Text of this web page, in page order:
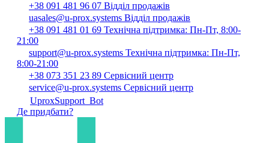
+38 091 481 96 07 Відділ продажів
uasales@u-prox.systems Відділ продажів
+38 091 481 01 69 Технічна підтримка: Пн-Пт, 8:00-
21:00
support@u-prox.systems Технічна підтримка: Пн-Пт,
8:00-21:00
+38 073 351 23 89 Сервісний центр
service@u-prox.systems Сервісний центр
UproxSupport_Bot
Де придбати?